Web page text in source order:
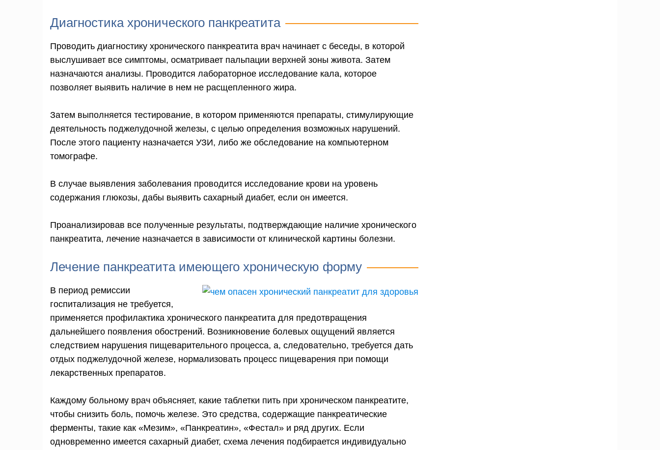
Диагностика хронического панкреатита
Проводить диагностику хронического панкреатита врач начинает с беседы, в которой
выслушивает все симптомы, осматривает пальпации верхней зоны живота. Затем
назначаются анализы. Проводится лабораторное исследование кала, которое
позволяет выявить наличие в нем не расщепленного жира.
Затем выполняется тестирование, в котором применяются препараты, стимулирующие
деятельность поджелудочной железы, с целью определения возможных нарушений.
После этого пациенту назначается УЗИ, либо же обследование на компьютерном
томографе.
В случае выявления заболевания проводится исследование крови на уровень
содержания глюкозы, дабы выявить сахарный диабет, если он имеется.
Проанализировав все полученные результаты, подтверждающие наличие хронического
панкреатита, лечение назначается в зависимости от клинической картины болезни.
Лечение панкреатита имеющего хроническую форму
В период ремиссии
госпитализация не требуется,
применяется профилактика хронического панкреатита для предотвращения
дальнейшего появления обострений. Возникновение болевых ощущений является
следствием нарушения пищеварительного процесса, а, следовательно, требуется дать
отдых поджелудочной железе, нормализовать процесс пищеварения при помощи
лекарственных препаратов.
Каждому больному врач объясняет, какие таблетки пить при хроническом панкреатите,
чтобы снизить боль, помочь железе. Это средства, содержащие панкреатические
ферменты, такие как «Мезим», «Панкреатин», «Фестал» и ряд других. Если
одновременно имеется сахарный диабет, схема лечения подбирается индивидуально